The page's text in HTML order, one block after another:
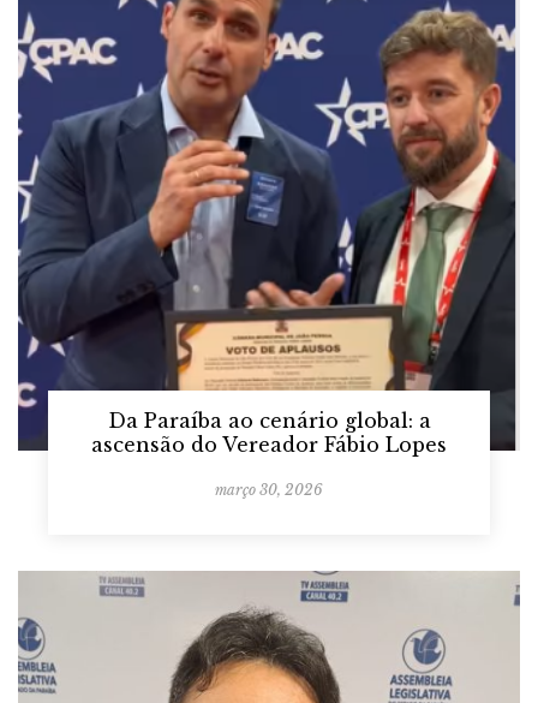
Da Paraíba ao cenário global: a
ascensão do Vereador Fábio Lopes
março 30, 2026